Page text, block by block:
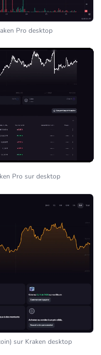
Pro desktop
Pro sur desktop
sur Kraken desktop